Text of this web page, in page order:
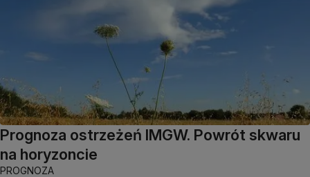
Prognoza ostrzeżeń IMGW. Powrót skwaru
na horyzoncie
PROGNOZA